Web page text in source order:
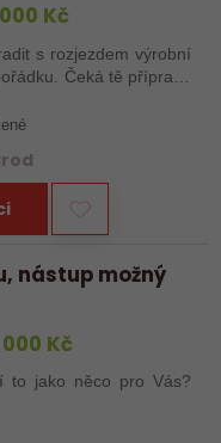
Kč
s rozjezdem výrobní
Čeká tě příprava
nástup možný
Kč
to jako něco pro Vás?